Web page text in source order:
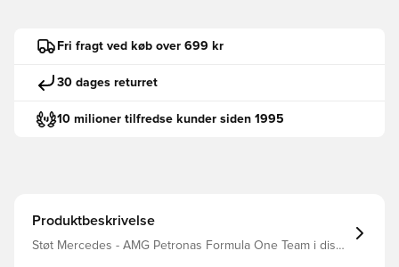
Fri fragt ved køb over 699 kr
30 dages returret
10 milioner tilfredse kunder siden 1995
Produktbeskrivelse
Støt Mercedes - AMG Petronas Formula One Team i disse